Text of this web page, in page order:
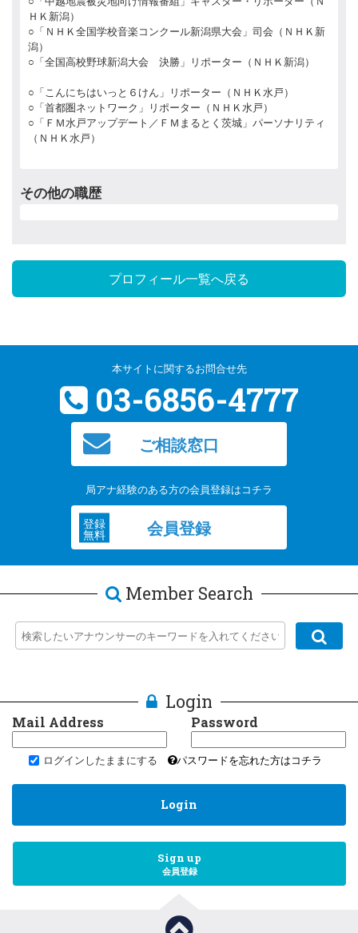
ＨＫ新潟）
○「ＮＨＫ全国学校音楽コンクール新潟県大会」司会（ＮＨＫ新
潟）
○「全国高校野球新潟大会 決勝」リポーター（ＮＨＫ新潟）
○「こんにちはいっと６けん」リポーター（ＮＨＫ水戸）
○「首都圏ネットワーク」リポーター（ＮＨＫ水戸）
○「ＦＭ水戸アップデート／ＦＭまるとく茨城」パーソナリティ
（ＮＨＫ水戸）
その他の職歴
プロフィール一覧へ戻る
本サイトに関するお問合せ先
03-6856-4777
ご相談窓口
局アナ経験のある方の会員登録はコチラ
登録
無料 会員登録
Member Search
Login
Mail Address Password
ログインしたままにする パスワードを忘れた方はコチラ
Login
Sign up
会員登録